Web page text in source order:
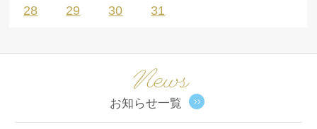
28 29 30 31
News
お知らせ一覧